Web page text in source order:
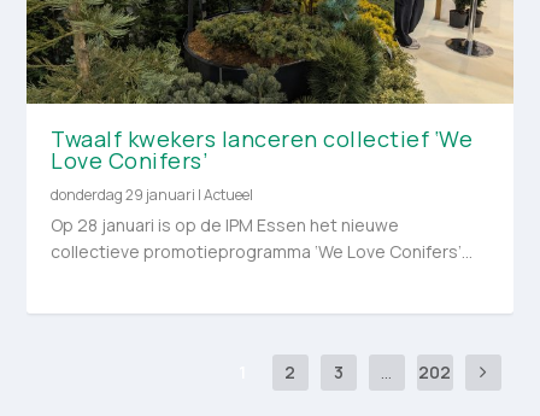
Twaalf kwekers lanceren collectief ‘We
Love Conifers’
donderdag 29 januari |Actueel
Op 28 januari is op de IPM Essen het nieuwe
collectieve promotieprogramma ‘We Love Conifers’...
2 3 ... 202